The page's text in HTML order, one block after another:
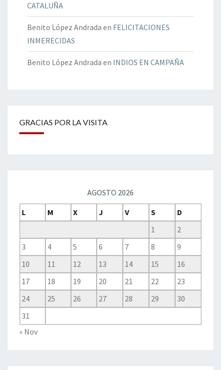
CATALUÑA
Benito López Andrada en FELICITACIONES
INMERECIDAS
Benito López Andrada en INDIOS EN CAMPAÑA
GRACIAS POR LA VISITA
AGOSTO 2026
L
M X J V S
D
1
2
3
4 5 6 7 8
9
10
11 12 13 14 15
16
17
18 19 20 21 22
23
24
25 26 27 28 29
30
31
« Nov